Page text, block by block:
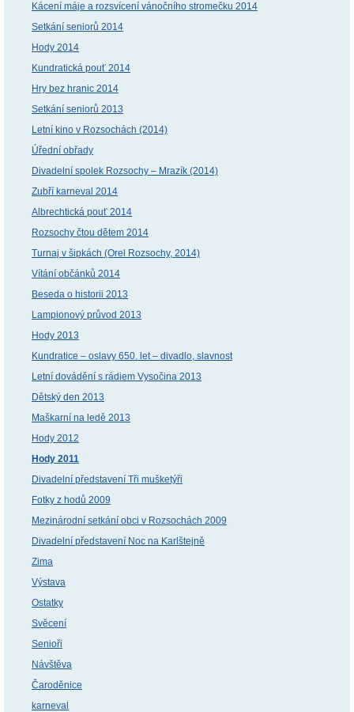
Kácení máje a rozsvícení vánočního stromečku 2014
Setkání seniorů 2014
Hody 2014
Kundratická pouť 2014
Hry bez hranic 2014
Setkání seniorů 2013
Letní kino v Rozsochách (2014)
Úřední obřady
Divadelní spolek Rozsochy – Mrazík (2014)
Zubří karneval 2014
Albrechtická pouť 2014
Rozsochy čtou dětem 2014
Turnaj v šipkách (Orel Rozsochy, 2014)
Vítání občánků 2014
Beseda o historii 2013
Lampionový průvod 2013
Hody 2013
Kundratice – oslavy 650. let – divadlo, slavnost
Letní dovádění s rádiem Vysočina 2013
Dětský den 2013
Maškarní na ledě 2013
Hody 2012
Hody 2011
Divadelní představení Tři mušketýři
Fotky z hodů 2009
Mezinárodní setkání obci v Rozsochách 2009
Divadelní představení Noc na Karlštejně
Zima
Výstava
Ostatky
Svěcení
Senioři
Návštěva
Čaroděnice
karneval